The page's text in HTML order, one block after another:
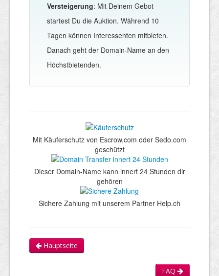
Versteigerung: Mit Deinem Gebot
startest Du die Auktion. Während 10
Tagen können Interessenten mitbieten.
Danach geht der Domain-Name an den
Höchstbietenden.
Mit Käuferschutz von Escrow.com oder Sedo.com
geschützt
Dieser Domain-Name kann innert 24 Stunden dir
gehören
Sichere Zahlung mit unserem Partner Help.ch
Hauptseite
FAQ